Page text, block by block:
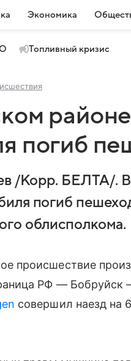
Экономика
Топливный кризис
погиб
/Корр. БЕЛТА/.
погиб
облисполкома.
происшествие
РФ — Бобруйск
совершил наезд на